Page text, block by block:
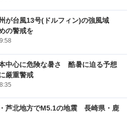
が台風13号(ドルフィン)の強風域
の警戒を
中心に危険な暑さ 酷暑に迫る予想
厳重警戒
芦北地方でM5.1の地震 長崎県・鹿